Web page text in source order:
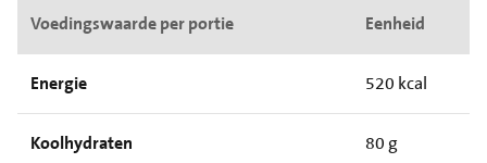
Voedingswaarde per portie Eenheid
Energie 520 kcal
Koolhydraten 80 g